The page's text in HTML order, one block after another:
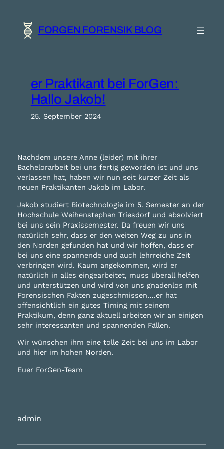
springen
FORGEN FORENSIK BLOG
er Praktikant bei ForGen:
Hallo Jakob!
25. September 2024
Nachdem unsere Anne (leider) mit ihrer
Bachelorarbeit bei uns fertig geworden ist und uns
verlassen hat, haben wir nun seit kurzer Zeit als
neuen Praktikanten Jakob im Labor.
Jakob studiert Biotechnologie im 5. Semester an der
Hochschule Weihenstephan Triesdorf und absolviert
bei uns sein Praxissemester. Da freuen wir uns
natürlich sehr, dass er den weiten Weg zu uns in
den Norden gefunden hat und wir hoffen, dass er
bei uns eine spannende und auch lehrreiche Zeit
verbringen wird. Kaum angekommen, wird er
natürlich in alles eingearbeitet, muss überall helfen
und unterstützen und wird von uns gnadenlos mit
Forensischen Fakten zugeschmissen….er hat
offensichtlich ein gutes Timing mit seinem
Praktikum, denn ganz aktuell arbeiten wir an einigen
sehr interessanten und spannenden Fällen.
Wir wünschen ihm eine tolle Zeit bei uns im Labor
und hier im hohen Norden.
Euer ForGen-Team
admin